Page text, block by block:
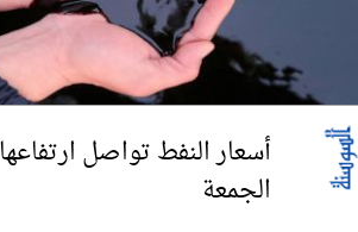
اخبار الاردن
أسعار النفط تواصل ارتفاعها
الجمعة